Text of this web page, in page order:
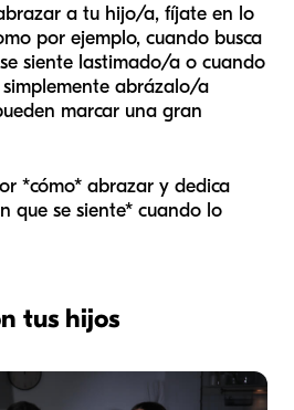
a tu hijo/a, fíjate en lo
por ejemplo, cuando busca
siente lastimado/a o cuando
simplemente abrázalo/a
marcar una gran
*cómo* abrazar y dedica
que se siente* cuando lo
tus hijos